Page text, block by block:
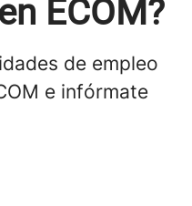
ECOM?
de empleo
e infórmate